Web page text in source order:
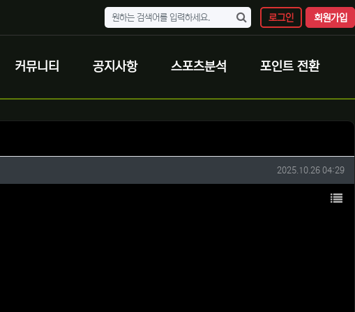
로그인 회원가입
커뮤니티 공지사항 스포츠분석 포인트 전환
작성일
2025.10.26 04:29
목